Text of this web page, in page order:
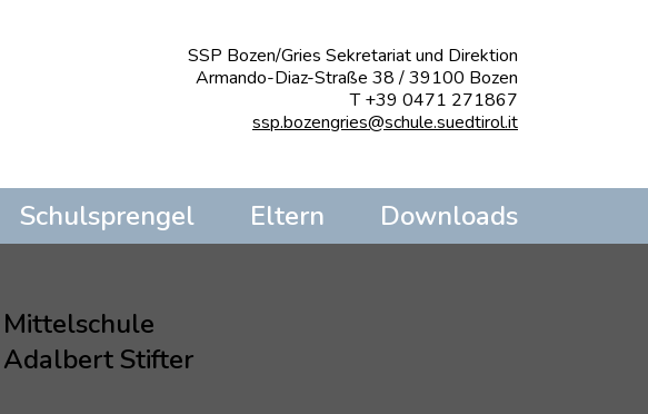
SSP Bozen/Gries Sekretariat und Direktion
Armando-Diaz-Straße 38 / 39100 Bozen
T +39 0471 271867
ssp.bozengries@schule.suedtirol.it
Schulsprengel Eltern Downloads
Mittelschule
Adalbert Stifter